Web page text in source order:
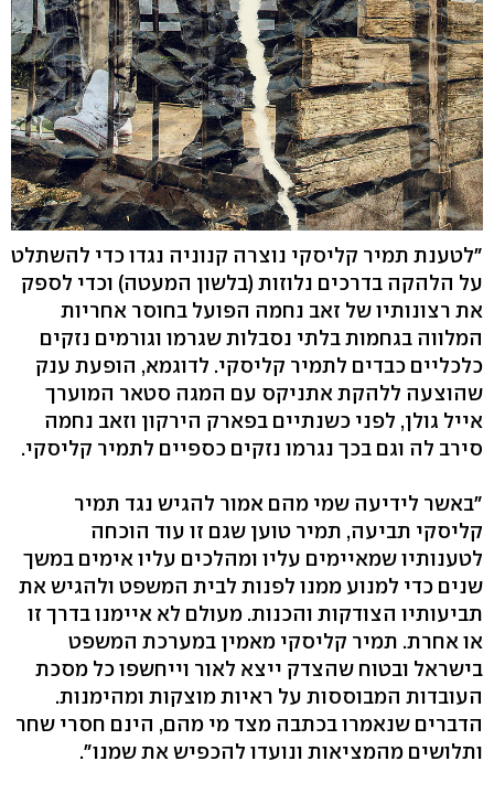
"לטענת תמיר קליסקי נוצרה קנוניה נגדו כדי להשתלט
על הלהקה בדרכים נלוזות (בלשון המעטה) וכדי לספק
את רצונותיו של זאב נחמה הפועל בחוסר אחריות
המלווה בגחמות בלתי נסבלות שגרמו וגורמים נזקים
כלכליים כבדים לתמיר קליסקי. לדוגמא, הופעת ענק
שהוצעה ללהקת אתניקס עם המגה סטאר המוערך
אייל גולן, לפני כשנתיים בפארק הירקון וזאב נחמה
סירב לה וגם בכך נגרמו נזקים כספיים לתמיר קליסקי.
"באשר לידיעה שמי מהם אמור להגיש נגד תמיר
קליסקי תביעה, תמיר טוען שגם זו עוד הוכחה
לטענותיו שמאיימים עליו ומהלכים עליו אימים במשך
שנים כדי למנוע ממנו לפנות לבית המשפט ולהגיש את
תביעותיו הצודקות והכנות. מעולם לא איימנו בדרך זו
או אחרת. תמיר קליסקי מאמין במערכת המשפט
בישראל ובטוח שהצדק ייצא לאור וייחשפו כל מסכת
העובדות המבוססות על ראיות מוצקות ומהימנות.
הדברים שנאמרו בכתבה מצד מי מהם, הינם חסרי שחר
ותלושים מהמציאות ונועדו להכפיש את שמנו".